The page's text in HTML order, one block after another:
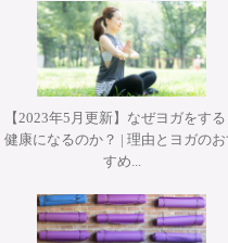
①頭金または、受講料の
契約成立前のキャンセル
生しません。
②頭金または、受講料の
よるキャンセルについて
30,000円をキャンセル手
します。
Summer Lab マットクラ
視
カ－＆ティ
ワークショップ『シヴァ
【2023年5月更新】なぜヨガをする
健康になるのか？ | 理由とヨガのお
すめ...